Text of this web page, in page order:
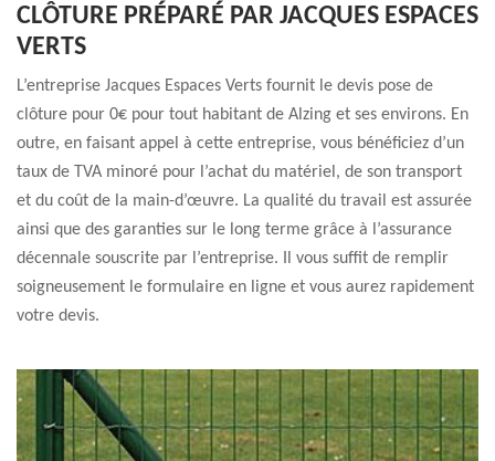
CLÔTURE PRÉPARÉ PAR JACQUES ESPACES
VERTS
L’entreprise Jacques Espaces Verts fournit le devis pose de
clôture pour 0€ pour tout habitant de Alzing et ses environs. En
outre, en faisant appel à cette entreprise, vous bénéficiez d’un
taux de TVA minoré pour l’achat du matériel, de son transport
et du coût de la main-d’œuvre. La qualité du travail est assurée
ainsi que des garanties sur le long terme grâce à l’assurance
décennale souscrite par l’entreprise. Il vous suffit de remplir
soigneusement le formulaire en ligne et vous aurez rapidement
votre devis.